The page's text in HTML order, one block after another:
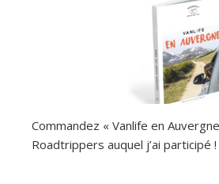
Commandez « Vanlife en
Roadtrippers auquel j’ai participé !